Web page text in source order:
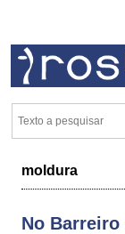
moldura
No Barreiro